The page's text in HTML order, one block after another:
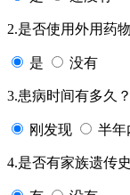
2.是否使用外用药
是 没有
3.患病时间有多久？
刚发现 半年
4.是否有家族遗传